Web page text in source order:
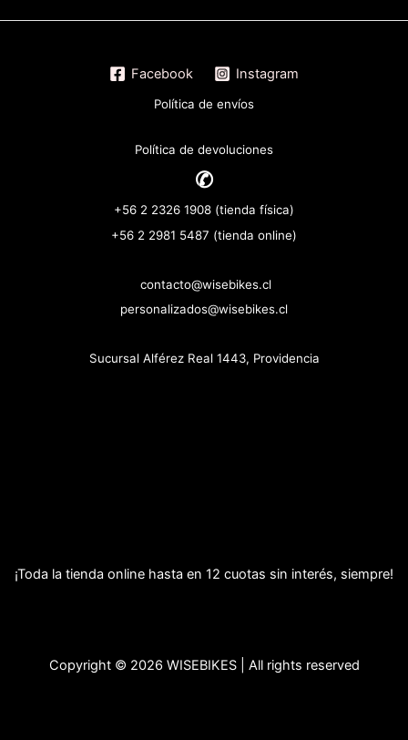
Facebook Instagram
Política de envíos
Política de devoluciones
✆
+56 2 2326 1908 (tienda física)
+56 2 2981 5487 (tienda online)
contacto@wisebikes.cl
personalizados@wisebikes.cl
Sucursal Alférez Real 1443, Providencia
¡Toda la tienda online hasta en 12 cuotas sin interés, siempre!
Copyright © 2026 WISEBIKES | All rights reserved